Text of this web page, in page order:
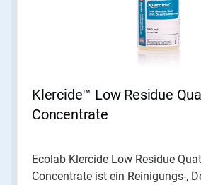
Klercide™ Low Residue
Concentrate
Ecolab Klercide Low Residue
Concentrate ist ein Reinigungs-,